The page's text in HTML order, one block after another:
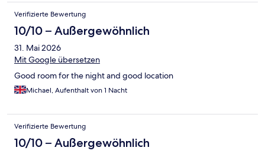
Verifizierte Bewertung
10/10 – Außergewöhnlich
31. Mai 2026
Mit Google übersetzen
Good room for the night and good location
Michael, Aufenthalt von 1 Nacht
Verifizierte Bewertung
10/10 – Außergewöhnlich